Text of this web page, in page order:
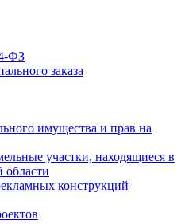
ФЗ
заказа
имущества и прав на
участки, находящиеся в
области
конструкций